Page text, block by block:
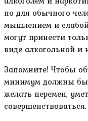
но для обычного
мышлением и слабой
могут принести
виде алкогольной и
Запомните! Чтобы
минимум должны
желать перемен,
совершенствоваться.